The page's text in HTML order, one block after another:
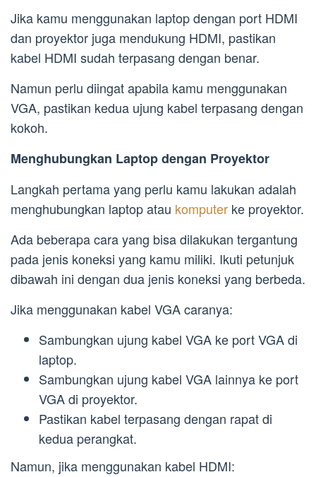
Jika kamu menggunakan laptop dengan port HDMI
dan proyektor juga mendukung HDMI, pastikan
kabel HDMI sudah terpasang dengan benar.
Namun perlu diingat apabila kamu menggunakan
VGA, pastikan kedua ujung kabel terpasang dengan
kokoh.
Menghubungkan Laptop dengan Proyektor
Langkah pertama yang perlu kamu lakukan adalah
menghubungkan laptop atau komputer ke proyektor.
Ada beberapa cara yang bisa dilakukan tergantung
pada jenis koneksi yang kamu miliki. Ikuti petunjuk
dibawah ini dengan dua jenis koneksi yang berbeda.
Jika menggunakan kabel VGA caranya:
Sambungkan ujung kabel VGA ke port VGA di
laptop.
Sambungkan ujung kabel VGA lainnya ke port
VGA di proyektor.
Pastikan kabel terpasang dengan rapat di
kedua perangkat.
Namun, jika menggunakan kabel HDMI: